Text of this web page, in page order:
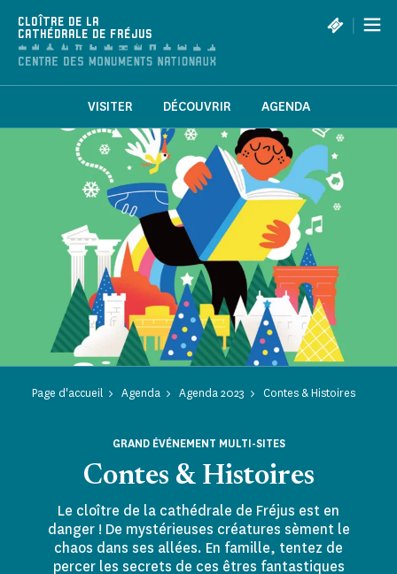
CLOÎTRE DE LA
CATHÉDRALE DE FRÉJUS
|
VISITER DÉCOUVRIR AGENDA
Page d'accueil Agenda Agenda 2023 Contes & Histoires
Contes & Histoires
GRAND ÉVÉNEMENT MULTI-SITES
Le cloître de la cathédrale de Fréjus est en
danger ! De mystérieuses créatures sèment le
chaos dans ses allées. En famille, tentez de
percer les secrets de ces êtres fantastiques